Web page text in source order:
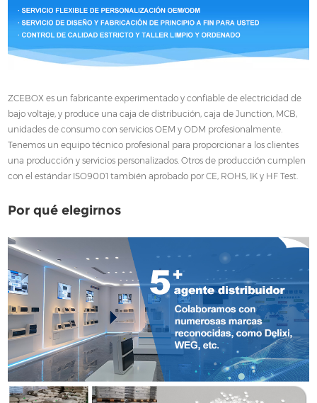
ZCEBOX es un fabricante experimentado y confiable de electricidad de
bajo voltaje, y produce una caja de distribución, caja de Junction, MCB,
unidades de consumo con servicios OEM y ODM profesionalmente.
Tenemos un equipo técnico profesional para proporcionar a los clientes
una producción y servicios personalizados. Otros de producción cumplen
con el estándar ISO9001 también aprobado por CE, ROHS, IK y HF Test.
Por qué elegirnos